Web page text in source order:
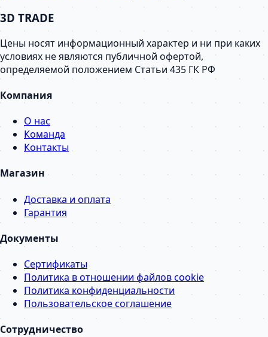
3D TRADE
Цены носят информационный характер и ни при каких
условиях не являются публичной офертой,
определяемой положением Статьи 435 ГК РФ
Компания
О нас
Команда
Контакты
Магазин
Доставка и оплата
Гарантия
Документы
Сертификаты
Политика в отношении файлов cookie
Политика конфиденциальности
Пользовательское соглашение
Сотрудничество